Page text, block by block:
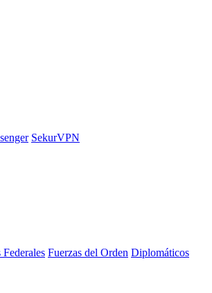
SekurVPN
Fuerzas del Orden Diplomáticos